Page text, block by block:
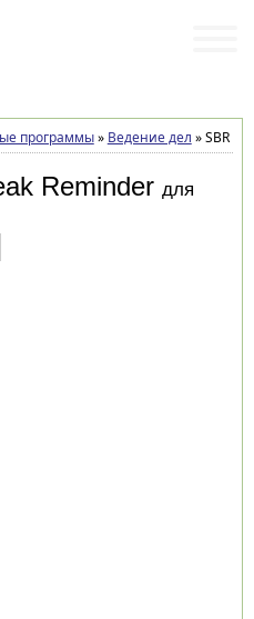
программы» Ведение дел »SBR -
Reminder для